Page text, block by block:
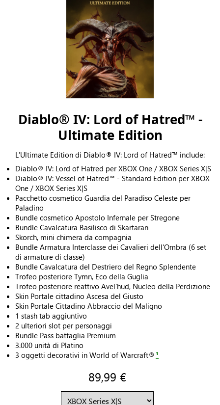
Diablo® IV: Lord of Hatred™ -
Ultimate Edition
L'Ultimate Edition di Diablo® IV: Lord of Hatred™ include:
Diablo® IV: Lord of Hatred per XBOX One / XBOX Series X|S
Diablo® IV: Vessel of Hatred™ - Standard Edition per XBOX
One / XBOX Series X|S
Pacchetto cosmetico Guardia del Paradiso Celeste per
Paladino
Bundle cosmetico Apostolo Infernale per Stregone
Bundle Cavalcatura Basilisco di Skartaran
Skorch, mini chimera da compagnia
Bundle Armatura Interclasse dei Cavalieri dell'Ombra (6 set
di armature di classe)
Bundle Cavalcatura del Destriero del Regno Splendente
Trofeo posteriore Tymn, Eco della Guglia
Trofeo posteriore reattivo Avel'hud, Nucleo della Perdizione
Skin Portale cittadino Ascesa del Giusto
Skin Portale Cittadino Abbraccio del Maligno
1 stash tab aggiuntivo
2 ulteriori slot per personaggi
Bundle Pass battaglia Premium
3.000 unità di Platino
3 oggetti decorativi in World of Warcraft® ¹
89,99 €